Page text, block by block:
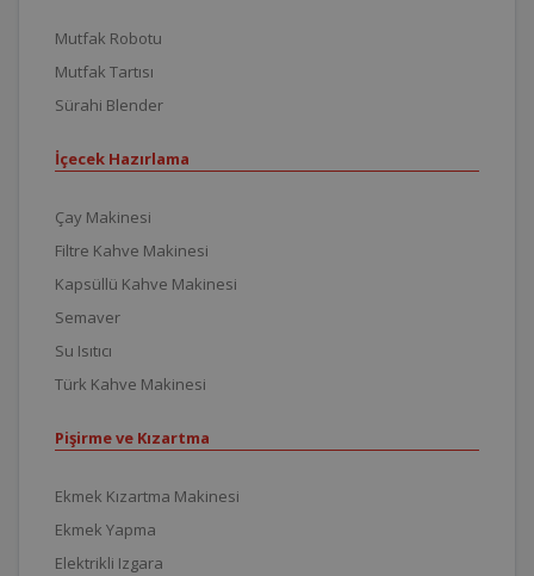
Mutfak Robotu
Mutfak Tartısı
Sürahi Blender
İçecek Hazırlama
Çay Makinesi
Filtre Kahve Makinesi
Kapsüllü Kahve Makinesi
Semaver
Su Isıtıcı
Türk Kahve Makinesi
Pişirme ve Kızartma
Ekmek Kızartma Makinesi
Ekmek Yapma
Elektrikli Izgara